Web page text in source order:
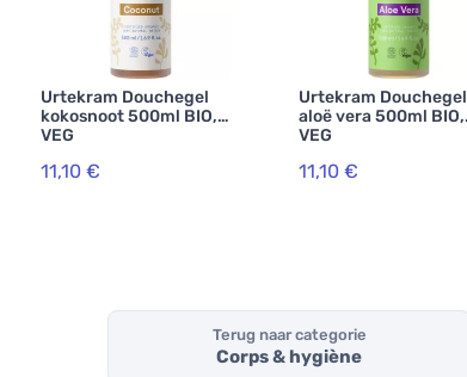
Urtekram Douchegel
kokosnoot 500ml BIO,
VEG
11,10 €
Urtekram Douchegel
aloë vera 500ml BIO,
VEG
11,10 €
Terug naar categorie
Corps & hygiène